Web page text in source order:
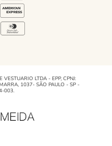
LTDA - EPP, CPNJ:
1037- SÃO PAULO - SP -
003.